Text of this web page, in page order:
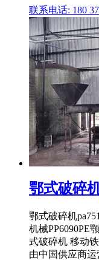
联系电话: 180
鄂式破碎
鄂式破碎机
机械PP6090PE
式破碎机 移动
由中国供应商